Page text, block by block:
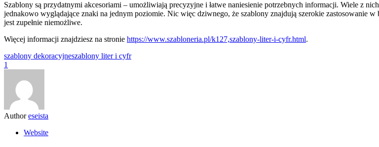
Szablony są przydatnymi akcesoriami – umożliwiają precyzyjne i łatwe naniesienie potrzebnych informacji. Wiele z
jednakowo wyglądające znaki na jednym poziomie. Nic więc dziwnego, że szablony znajdują szerokie
jest zupełnie niemożliwe.
Więcej informacji znajdziesz na stronie https://www.szabloneria.pl/k127,szablony-liter-i-cyfr.html.
szablony dekoracyjneszablony liter i cyfr
1
Author eseista
Website